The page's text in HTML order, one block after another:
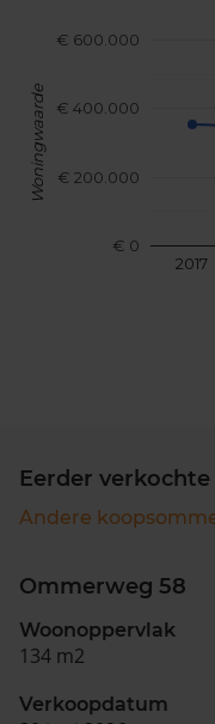
2017
€ 0
€ 200.000
€ 400.000
€ 600.000
Woningwaarde
Eerder
Andere
Ommerweg 58
Woonoppervlak
134 m2
Verkoopdatum